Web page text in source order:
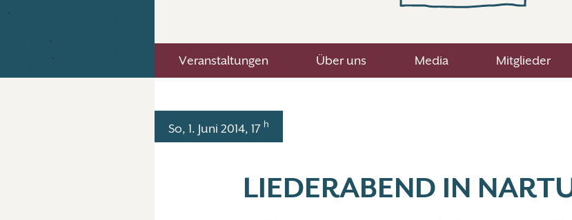
Veranstaltungen Über uns Media Mitglieder
So, 1. Juni 2014, 17 h
LIEDERABEND IN